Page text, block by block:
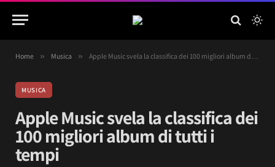
Home » Musica » Apple Music svela la classifica dei 100 migliori album di tutti i tempi
MUSICA
Apple Music svela la classifica dei
100 migliori album di tutti i
tempi